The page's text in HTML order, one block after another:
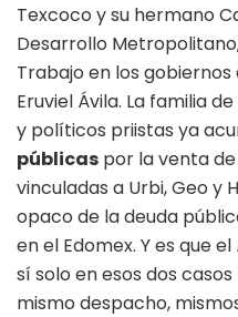
Texcoco y su hermano
Desarrollo
Trabajo en los
Eruviel Ávila. La familia
y políticos priistas ya
públicas por la venta
vinculadas a Urbi, Geo y
opaco de la deuda
en el Edomex. Y es que el
sí solo en esos dos
mismo despacho,